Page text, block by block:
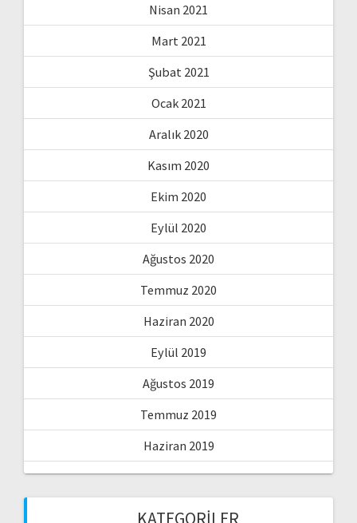
Nisan 2021
Mart 2021
Şubat 2021
Ocak 2021
Aralık 2020
Kasım 2020
Ekim 2020
Eylül 2020
Ağustos 2020
Temmuz 2020
Haziran 2020
Eylül 2019
Ağustos 2019
Temmuz 2019
Haziran 2019
KATEGORILER